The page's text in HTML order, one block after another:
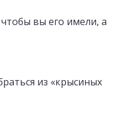
вы его имели, а
из «крысиных